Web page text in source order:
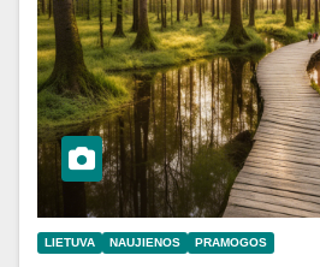
LIETUVA NAUJIENOS PRAMOGOS